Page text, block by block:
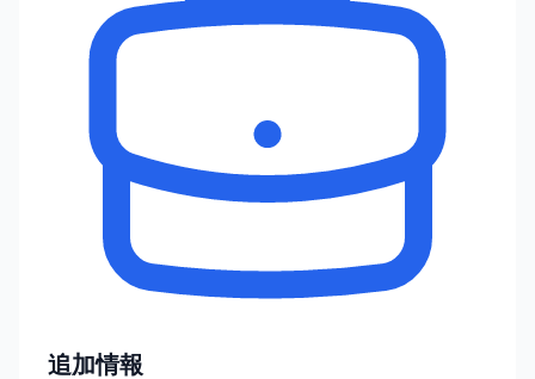
追加情報